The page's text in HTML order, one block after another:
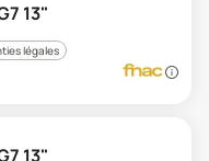
13"
légales
13"